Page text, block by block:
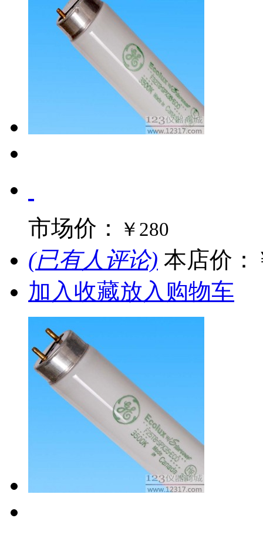
市场价： ￥280
(已有人评论) 本店价：
加入收藏放入购物车